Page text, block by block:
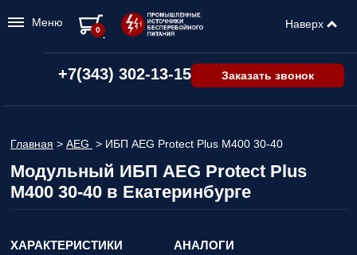
+7(343) 302-13-15 Заказать звонок
Главная > AEG > ИБП AEG Protect Plus M400 30-40
Модульный ИБП AEG Protect Plus
M400 30-40 в Екатеринбурге
ХАРАКТЕРИСТИКИ АНАЛОГИ
Меню Наверх
0